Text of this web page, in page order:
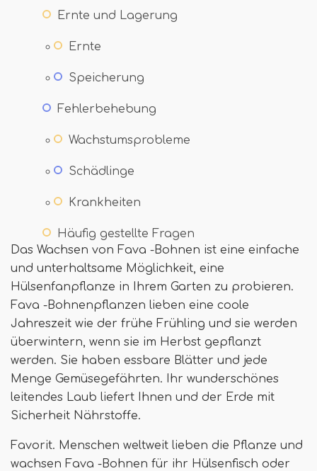
Ernte und Lagerung
Ernte
Speicherung
Fehlerbehebung
Wachstumsprobleme
Schädlinge
Krankheiten
Häufig gestellte Fragen
Das Wachsen von Fava -Bohnen ist eine einfache
und unterhaltsame Möglichkeit, eine
Hülsenfanpflanze in Ihrem Garten zu probieren.
Fava -Bohnenpflanzen lieben eine coole
Jahreszeit wie der frühe Frühling und sie werden
überwintern, wenn sie im Herbst gepflanzt
werden. Sie haben essbare Blätter und jede
Menge Gemüsegefährten. Ihr wunderschönes
leitendes Laub liefert Ihnen und der Erde mit
Sicherheit Nährstoffe.
Favorit. Menschen weltweit lieben die Pflanze und
wachsen Fava -Bohnen für ihr Hülsenfisch oder